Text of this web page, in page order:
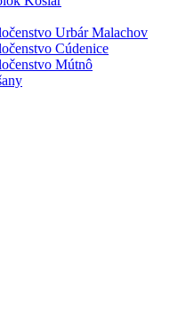
Urbár Malachov
Cúdenice
Mútnô